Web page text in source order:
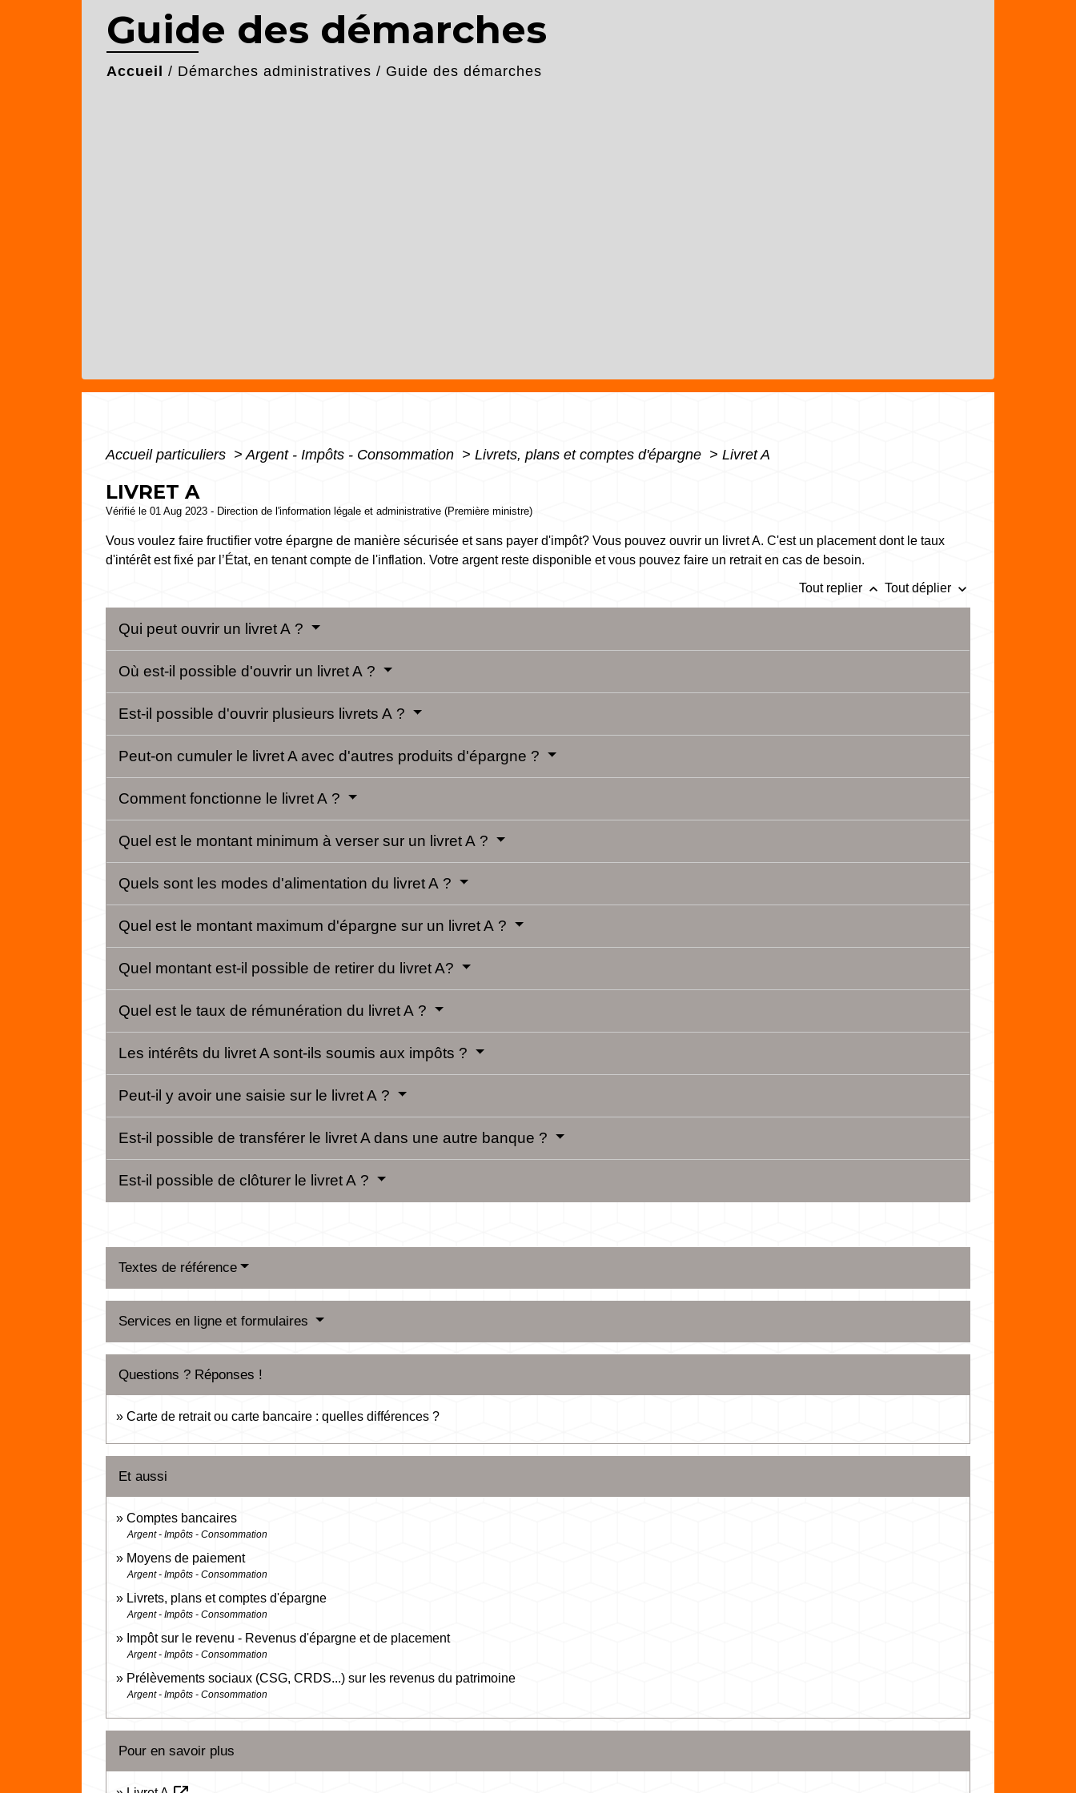
Guide des démarches
Accueil / Démarches administratives / Guide des démarches
Accueil particuliers > Argent - Impôts - Consommation > Livrets, plans et comptes d'épargne > Livret A
LIVRET A
Vérifié le 01 Aug 2023 - Direction de l'information légale et administrative (Première ministre)
Vous voulez faire fructifier votre épargne de manière sécurisée et sans payer d'impôt? Vous pouvez ouvrir un livret A. C'est un placement dont le taux
d'intérêt est fixé par l’État, en tenant compte de l'inflation. Votre argent reste disponible et vous pouvez faire un retrait en cas de besoin.
Tout replier keyboard_arrow_up Tout déplier keyboard_arrow_down
Qui peut ouvrir un livret A ?
Où est-il possible d'ouvrir un livret A ?
Est-il possible d'ouvrir plusieurs livrets A ?
Peut-on cumuler le livret A avec d'autres produits d'épargne ?
Comment fonctionne le livret A ?
Quel est le montant minimum à verser sur un livret A ?
Quels sont les modes d'alimentation du livret A ?
Quel est le montant maximum d'épargne sur un livret A ?
Quel montant est-il possible de retirer du livret A?
Quel est le taux de rémunération du livret A ?
Les intérêts du livret A sont-ils soumis aux impôts ?
Peut-il y avoir une saisie sur le livret A ?
Est-il possible de transférer le livret A dans une autre banque ?
Est-il possible de clôturer le livret A ?
Textes de référence
Services en ligne et formulaires
Questions ? Réponses !
Carte de retrait ou carte bancaire : quelles différences ?
Et aussi
Comptes bancaires
Argent - Impôts - Consommation
Moyens de paiement
Argent - Impôts - Consommation
Livrets, plans et comptes d'épargne
Argent - Impôts - Consommation
Impôt sur le revenu - Revenus d'épargne et de placement
Argent - Impôts - Consommation
Prélèvements sociaux (CSG, CRDS...) sur les revenus du patrimoine
Argent - Impôts - Consommation
Pour en savoir plus